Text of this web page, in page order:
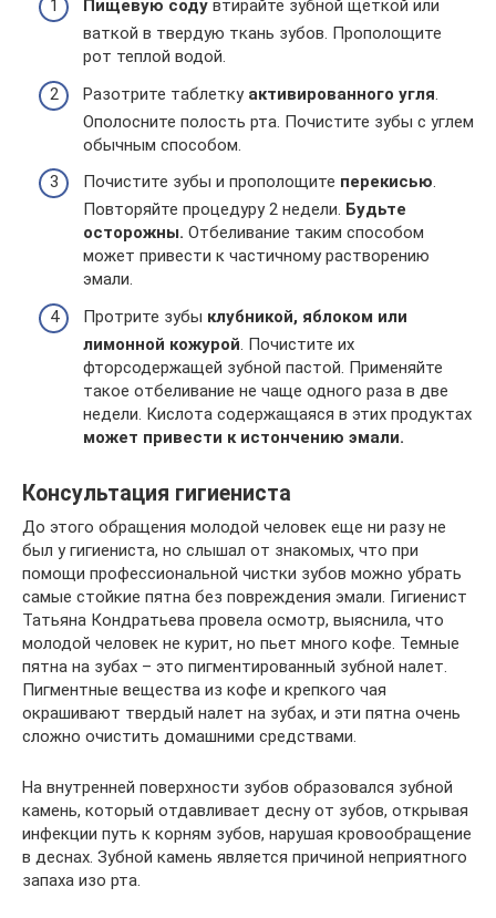
Пищевую соду втирайте зубной щеткой или
ваткой в твердую ткань зубов. Прополощите
рот теплой водой.
Разотрите таблетку активированного угля
Ополосните полость рта. Почистите зубы с углем
обычным способом.
Почистите зубы и прополощите перекисью.
Повторяйте процедуру 2 недели. Будьте
осторожны. Отбеливание таким способом
может привести к частичному растворению
эмали.
Протрите зубы клубникой, яблоком или
лимонной кожурой . Почистите их
фторсодержащей зубной пастой. Применяйте
такое отбеливание не чаще одного раза в две
недели. Кислота содержащаяся в этих продуктах
может привести к истончению эмали.
Консультация гигиениста
До этого обращения молодой человек еще ни разу не
был у гигиениста, но слышал от знакомых, что при
помощи профессиональной чистки зубов можно убрать
самые стойкие пятна без повреждения эмали. Гигиенист
Татьяна Кондратьева провела осмотр, выяснила, что
молодой человек не курит, но пьет много кофе. Темные
пятна на зубах – это пигментированный зубной налет.
Пигментные вещества из кофе и крепкого чая
окрашивают твердый налет на зубах, и эти пятна очень
сложно очистить домашними средствами.
На внутренней поверхности зубов образовался зубной
камень, который отдавливает десну от зубов, открывая
инфекции путь к корням зубов, нарушая кровообращение
в деснах. Зубной камень является причиной неприятного
запаха изо рта.